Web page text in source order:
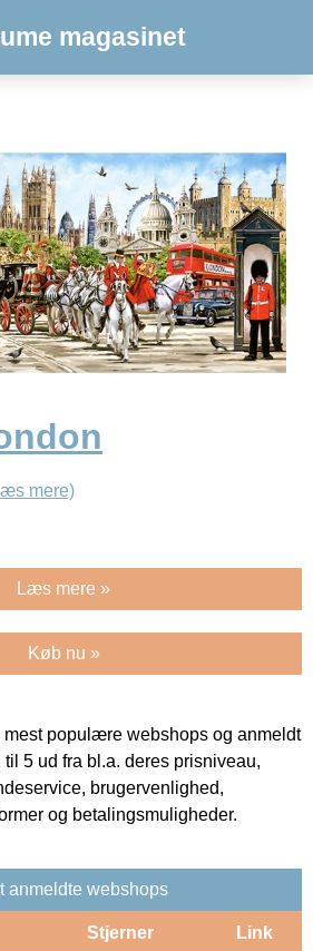
magasinet
mere)
Læs mere »
Køb nu »
populære webshops og anmeldt
5 ud fra bl.a. deres prisniveau,
brugervenlighed,
og betalingsmuligheder.
anmeldte webshops
Stjerner Link